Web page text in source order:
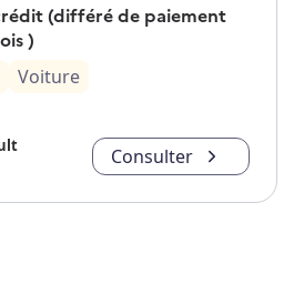
(différé de paiement
)
Voiture
Consulter